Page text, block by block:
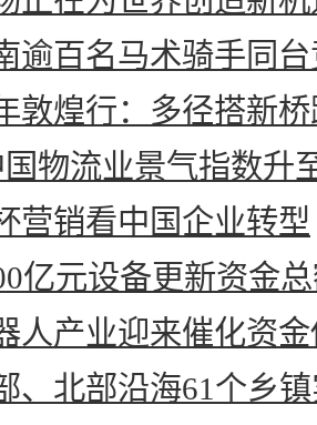
逾百名马术骑手同
敦煌行：多径搭新
物流业景气指数升
营销看中国企业转型
亿元设备更新资金
人产业迎来催化资
、北部沿海61个乡